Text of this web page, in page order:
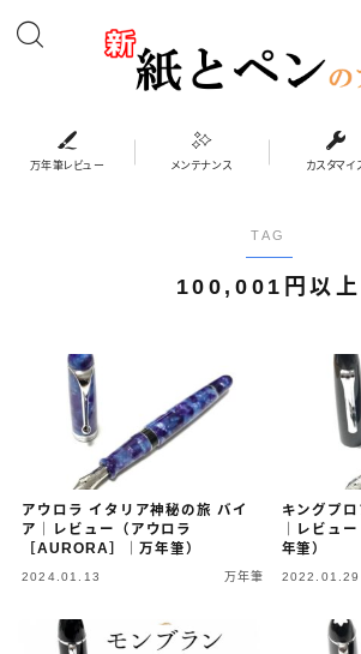
万年筆レビュー
ペンケース
システム手帳・バインダー
キーワードで絞り込む
万年筆レビュー メンテナンス カスタマイ
TAG
100,001円以上
アウロラ イタリア神秘の旅 バイ
ア｜レビュー（アウロラ
［AURORA］｜万年筆）
2024.01.13 万年筆
キングプ
｜レビュ
年筆）
2022.01.29